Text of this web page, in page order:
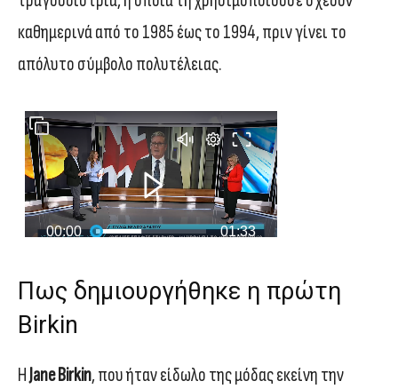
καθημερινά από το 1985 έως το 1994, πριν γίνει το
απόλυτο σύμβολο πολυτέλειας.
Πως δημιουργήθηκε η πρώτη
Birkin
ΗJane Birkin, που ήταν είδωλο της μόδας εκείνη την